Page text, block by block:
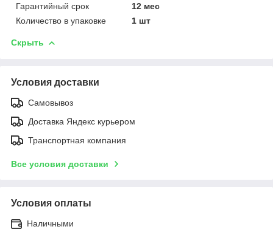
Гарантийный срок
12 мес
Количество в упаковке
1 шт
Скрыть
Условия доставки
Самовывоз
Доставка Яндекс курьером
Транспортная компания
Все условия доставки
Условия оплаты
Наличными